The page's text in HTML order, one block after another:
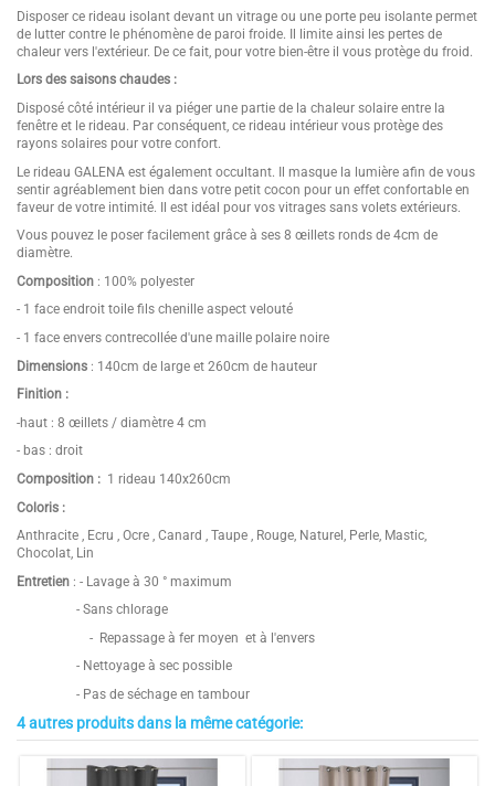
Disposer ce rideau isolant devant un vitrage ou une porte peu isolante permet
de lutter contre le phénomène de paroi froide. Il limite ainsi les pertes de
chaleur vers l'extérieur. De ce fait, pour votre bien-être il vous protège du froid.
Lors des saisons chaudes :
Disposé côté intérieur il va piéger une partie de la chaleur solaire entre la
fenêtre et le rideau. Par conséquent, ce rideau intérieur vous protège des
rayons solaires pour votre confort.
Le rideau GALENA est également occultant. Il masque la lumière afin de vous
sentir agréablement bien dans votre petit cocon pour un effet confortable en
faveur de votre intimité. Il est idéal pour vos vitrages sans volets extérieurs.
Vous pouvez le poser facilement grâce à ses 8 œillets ronds de 4cm de
diamètre.
Composition : 100% polyester
- 1 face endroit toile fils chenille aspect velouté
- 1 face envers contrecollée d'une maille polaire noire
Dimensions : 140cm de large et 260cm de hauteur
Finition :
-haut : 8 œillets / diamètre 4 cm
- bas : droit
Composition : 1 rideau 140x260cm
Coloris :
Anthracite , Ecru , Ocre , Canard , Taupe , Rouge, Naturel, Perle, Mastic,
Chocolat, Lin
Entretien : - Lavage à 30 ° maximum
- Sans chlorage
- Repassage à fer moyen et à l'envers
- Nettoyage à sec possible
- Pas de séchage en tambour
Hauteur / Épaisseur 260 cm
Largeur 140 cm
4.7/5
4 autres produits dans la même catégorie: